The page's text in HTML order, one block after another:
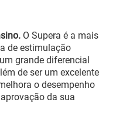
O Supera é a mais
de estimulação
grande diferencial
de ser um excelente
o desempenho
da sua